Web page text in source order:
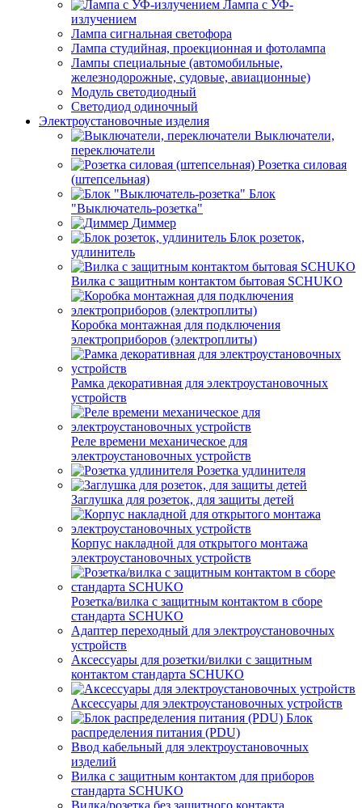
Лампа с УФ-
излучением
Лампа сигнальная светофора
Лампа студийная, проекционная и фотолампа
Лампы специальные (автомобильные,
железнодорожные, судовые, авиационные)
Модуль светодиодный
Светодиод одиночный
Электроустановочные изделия
Выключатели,
переключатели
Розетка силовая
(штепсельная)
Блок
"Выключатель-розетка"
Диммер
Блок розеток,
удлинитель
Вилка с защитным контактом бытовая SCHUKO
Коробка монтажная для подключения
электроприборов (электроплиты)
Рамка декоративная для электроустановочных
устройств
Реле времени механическое для
электроустановочных устройств
Розетка удлинителя
Заглушка для розеток, для защиты детей
Корпус накладной для открытого монтажа
электроустановочных устройств
Розетка/вилка с защитным контактом в сборе
стандарта SCHUKO
Адаптер переходный для электроустановочных
устройств
Аксессуары для розетки/вилки с защитным
контактом стандарта SCHUKO
Аксессуары для электроустановочных устройств
Блок
распределения питания (PDU)
Ввод кабельный для электроустановочных
изделий
Вилка с защитным контактом для приборов
стандарта SCHUKO
Вилка/розетка без защитного контакта